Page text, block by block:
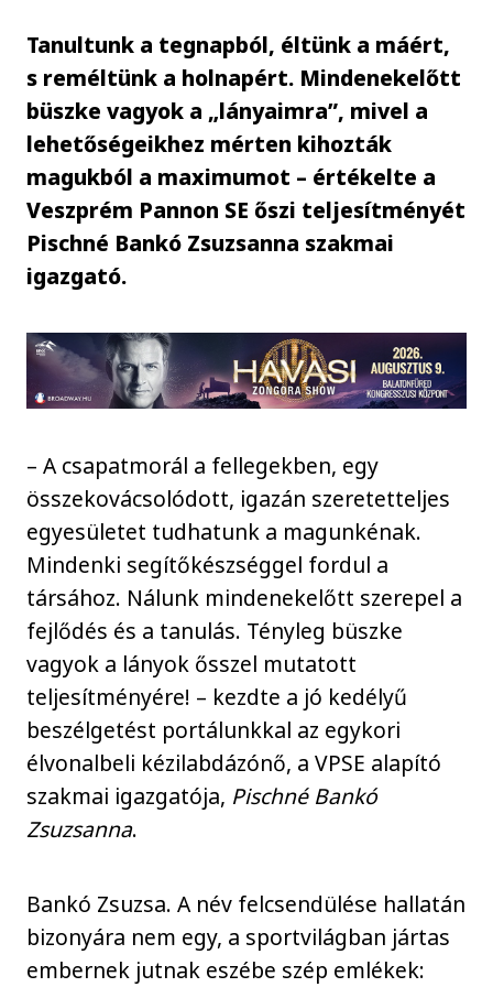
Tanultunk a tegnapból, éltünk a máért,
s reméltünk a holnapért. Mindenekelőtt
büszke vagyok a „lányaimra”, mivel a
lehetőségeikhez mérten kihozták
magukból a maximumot – értékelte a
Veszprém Pannon SE őszi teljesítményét
Pischné Bankó Zsuzsanna szakmai
igazgató.
– A csapatmorál a fellegekben, egy
összekovácsolódott, igazán szeretetteljes
egyesületet tudhatunk a magunkénak.
Mindenki segítőkészséggel fordul a
társához. Nálunk mindenekelőtt szerepel a
fejlődés és a tanulás. Tényleg büszke
vagyok a lányok ősszel mutatott
teljesítményére! – kezdte a jó kedélyű
beszélgetést portálunkkal az egykori
élvonalbeli kézilabdázónő, a VPSE alapító
szakmai igazgatója, Pischné Bankó
Zsuzsanna.
Bankó Zsuzsa. A név felcsendülése hallatán
bizonyára nem egy, a sportvilágban jártas
embernek jutnak eszébe szép emlékek: